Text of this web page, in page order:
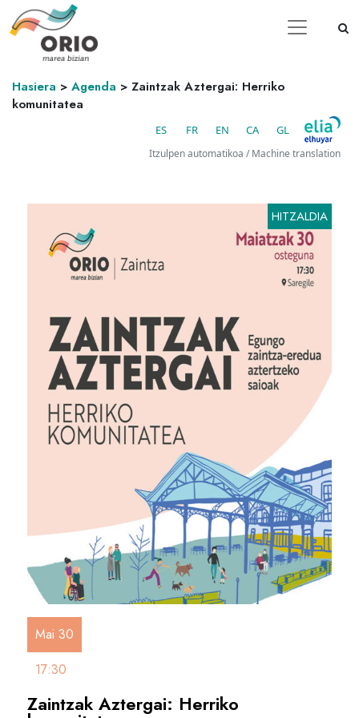
Hasiera > Agenda > Zaintzak Aztergai: Herriko
komunitatea
ES FR EN CA GL
Itzulpen automatikoa / Machine translation
HITZALDIA
Mai 30
17:30
Zaintzak Aztergai: Herriko